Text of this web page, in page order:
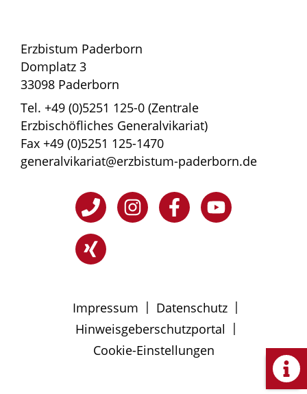
Erzbistum Paderborn
Domplatz 3
33098 Paderborn
Tel. +49 (0)5251 125-0 (Zentrale
Erzbischöfliches Generalvikariat)
Fax +49 (0)5251 125-1470
generalvikariat@erzbistum-paderborn.de
Impressum | Datenschutz |
Hinweisgeberschutzportal |
Cookie-Einstellungen